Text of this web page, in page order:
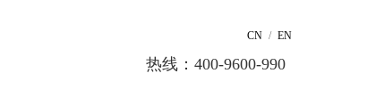
CN / EN
热线：400-9600-990